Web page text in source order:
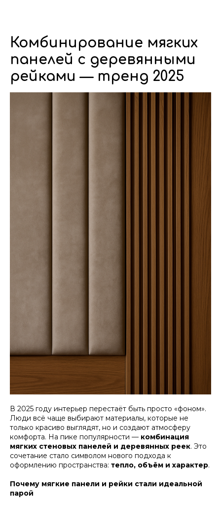
Комбинирование мягких
панелей с деревянными
рейками — тренд 2025
В 2025 году интерьер перестаёт быть просто «фоном».
Люди всё чаще выбирают материалы, которые не
только красиво выглядят, но и создают атмосферу
комфорта. На пике популярности — комбинация
мягких стеновых панелей и деревянных реек. Это
сочетание стало символом нового подхода к
оформлению пространства: тепло, объём и характер.
Почему мягкие панели и рейки стали идеальной
парой